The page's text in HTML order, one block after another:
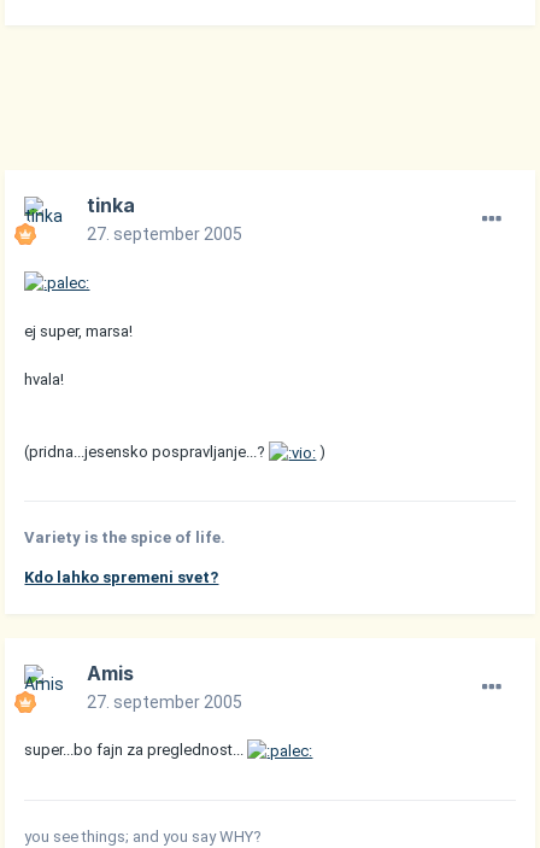
tinka
27. september 2005
ej super, marsa!
hvala!
(pridna...jesensko pospravljanje...? )
Variety is the spice of life.
Kdo lahko spremeni svet?
Amis
27. september 2005
super...bo fajn za preglednost...
you see things; and you say WHY?